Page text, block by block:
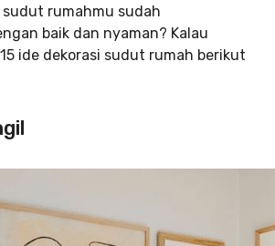
sudut rumahmu sudah
baik dan nyaman? Kalau
ide dekorasi sudut rumah berikut